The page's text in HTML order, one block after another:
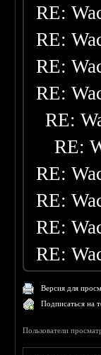
RE:
RE:
RE:
RE:
RE:
RE:
RE:
RE:
RE:
RE:
Версия для
Подписаться на
Пользователи